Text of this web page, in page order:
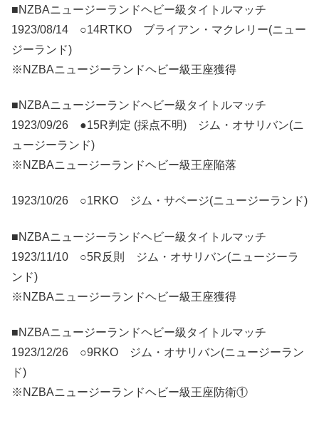
■NZBAニュージーランドヘビー級タイトルマッチ
1923/08/14 ○14RTKO ブライアン・マクレリー(ニュー
ジーランド)
※NZBAニュージーランドヘビー級王座獲得
■NZBAニュージーランドヘビー級タイトルマッチ
1923/09/26 ●15R判定 (採点不明) ジム・オサリバン(ニ
ュージーランド)
※NZBAニュージーランドヘビー級王座陥落
1923/10/26 ○1RKO ジム・サベージ(ニュージーランド)
■NZBAニュージーランドヘビー級タイトルマッチ
1923/11/10 ○5R反則 ジム・オサリバン(ニュージーラ
ンド)
※NZBAニュージーランドヘビー級王座獲得
■NZBAニュージーランドヘビー級タイトルマッチ
1923/12/26 ○9RKO ジム・オサリバン(ニュージーラン
ド)
※NZBAニュージーランドヘビー級王座防衛①